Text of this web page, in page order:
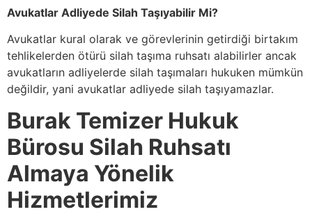
Avukatlar Adliyede Silah Taşıyabilir Mi?
Avukatlar kural olarak ve görevlerinin getirdiği birtakım
tehlikelerden ötürü silah taşıma ruhsatı alabilirler ancak
avukatların adliyelerde silah taşımaları hukuken mümkün
değildir, yani avukatlar adliyede silah taşıyamazlar.
Burak Temizer Hukuk
Bürosu Silah Ruhsatı
Almaya Yönelik
Hizmetlerimiz